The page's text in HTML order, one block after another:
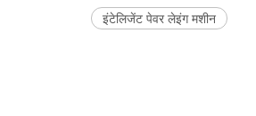
इंटेलिजेंट पेवर लेइंग मशीन